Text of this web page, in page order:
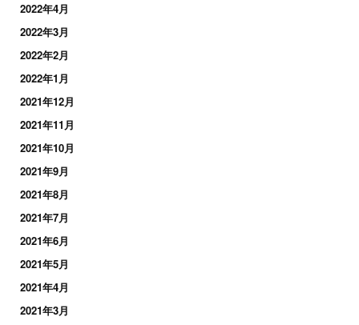
2022年4月
2022年3月
2022年2月
2022年1月
2021年12月
2021年11月
2021年10月
2021年9月
2021年8月
2021年7月
2021年6月
2021年5月
2021年4月
2021年3月